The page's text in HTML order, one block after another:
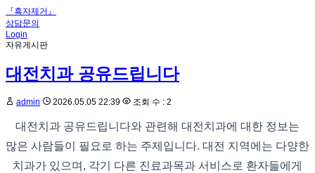
『흑자제거』
상담문의
Login
자유게시판
대전치과 공유드립니다
admin 2026.05.05 22:39 조회 수 : 2
대전치과 공유드립니다와 관련해 대전치과에 대한 정보는
많은 사람들이 필요로 하는 주제입니다. 대전 지역에는 다양한
치과가 있으며, 각기 다른 진료과목과 서비스로 환자들에게